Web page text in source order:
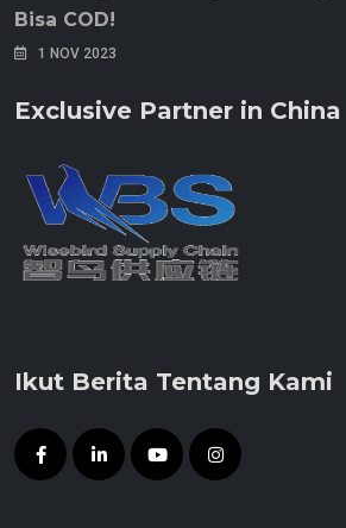
Bisa COD!
1 NOV 2023
Exclusive Partner in China
Ikut Berita Tentang Kami